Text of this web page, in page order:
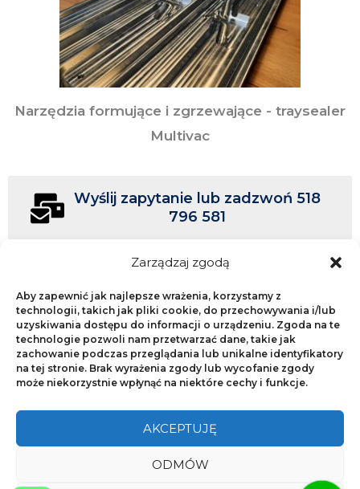
Zarządzaj zgodą
Aby zapewnić jak najlepsze wrażenia, korzystamy z
technologii, takich jak pliki cookie, do przechowywania i/lub
uzyskiwania dostępu do informacji o urządzeniu. Zgoda na te
technologie pozwoli nam przetwarzać dane, takie jak
zachowanie podczas przeglądania lub unikalne identyfikatory
na tej stronie. Brak wyrażenia zgody lub wycofanie zgody
może niekorzystnie wpłynąć na niektóre cechy i funkcje.
AKCEPTUJĘ
ODMÓW
Narzędzia formujące i zgrzewające - traysealer
Multivac
Wyślij zapytanie lub zadzwoń 518
796 581
Powłoki fluoropolimeroweNonStick.pl
Copyright © 2018NonStick.pl
Świerkowa 28, 89-300 Wyrzysk, Poland
E-mail:office@nonstick.pl